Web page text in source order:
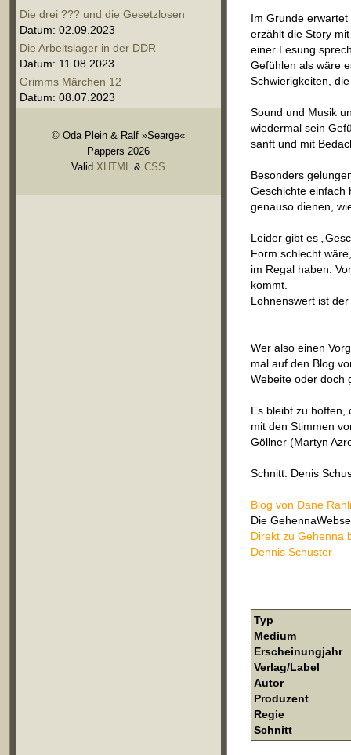
Die drei ??? und die Gesetzlosen
Datum: 02.09.2023
Die Arbeitslager in der DDR
Datum: 11.08.2023
Grimms Märchen 12
Datum: 08.07.2023
© Oda Plein & Ralf »Searge«
Pappers 2026
Valid XHTML & CSS
Im Grunde erwartet
erzählt die Story
einer Lesung
Gefühlen als wäre
Schwierigkeiten,
Sound und Musik
wiedermal sein
sanft und mit
Besonders
Geschichte einfach
genauso dienen,
Leider gibt es
Form schlecht
im Regal haben.
kommt.
Lohnenswert ist
Wer also einen
mal auf den Blog
Webeite oder doch
Es bleibt zu hoffen,
mit den Stimmen
Göllner (Martyn
Schnitt: Denis
Blog von Dane
Die
Direkt zu Gehenna
Dennis Schuster
Typ
Medium
Erscheinungjahr
Verlag/Label
Autor
Produzent
Regie
Schnitt